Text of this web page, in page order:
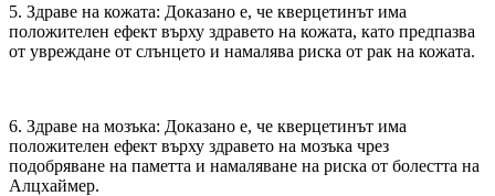
5. Здраве на кожата: Доказано е, че кверцетинът има
положителен ефект върху здравето на кожата, като предпазва
от увреждане от слънцето и намалява риска от рак на кожата.
6. Здраве на мозъка: Доказано е, че кверцетинът има
положителен ефект върху здравето на мозъка чрез
подобряване на паметта и намаляване на риска от болестта на
Алцхаймер.